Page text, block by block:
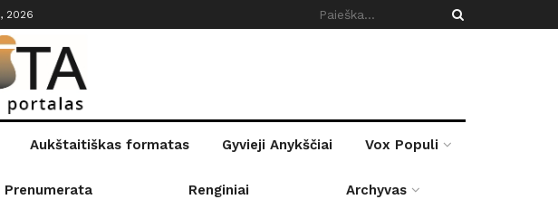
2026
Aukštaitiškas formatas Gyvieji Anykščiai Vox Populi
Prenumerata Renginiai Archyvas